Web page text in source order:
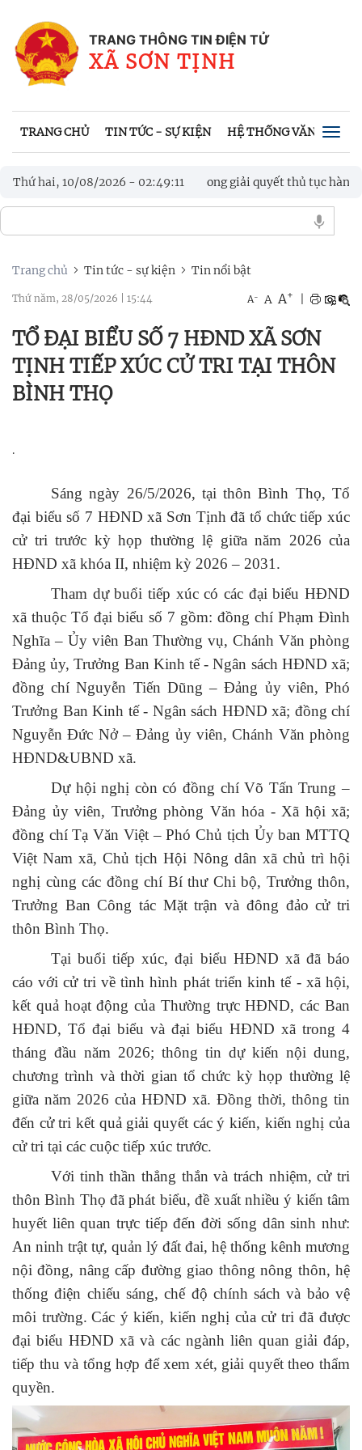
TRANG THÔNG TIN ĐIỆN TỬ
XÃ SƠN TỊNH
TRANG CHỦ TIN TỨC - SỰ KIỆN HỆ THỐNG VĂN BẢN
Thứ hai, 10/08/2026 - 02:49:14
bảo trợ xã hội trong giải quyết thủ tục hành chính
XÃ SƠN TỊNH LẦN THỨ I NĂM 2026
Trang chủ Tin tức - sự kiện Tin nổi bật
Thứ năm, 28/05/2026 15:44 A- A A+
TỔ ĐẠI BIỂU SỐ 7 HĐND XÃ SƠN
TỊNH TIẾP XÚC CỬ TRI TẠI THÔN
BÌNH THỌ
.
Sáng ngày 26/5/2026, tại thôn Bình Thọ, Tổ
đại biểu số 7 HĐND xã Sơn Tịnh đã tổ chức tiếp xúc
cử tri trước kỳ họp thường lệ giữa năm 2026 của
HĐND xã khóa II, nhiệm kỳ 2026 – 2031.
Tham dự buổi tiếp xúc có các đại biểu HĐND
xã thuộc Tổ đại biểu số 7 gồm: đồng chí Phạm Đình
Nghĩa – Ủy viên Ban Thường vụ, Chánh Văn phòng
Đảng ủy, Trưởng Ban Kinh tế - Ngân sách HĐND xã;
đồng chí Nguyễn Tiến Dũng – Đảng ủy viên, Phó
Trưởng Ban Kinh tế - Ngân sách HĐND xã; đồng chí
Nguyễn Đức Nở – Đảng ủy viên, Chánh Văn phòng
HĐND&UBND xã.
Dự hội nghị còn có đồng chí Võ Tấn Trung –
Đảng ủy viên, Trưởng phòng Văn hóa - Xã hội xã;
đồng chí Tạ Văn Việt – Phó Chủ tịch Ủy ban MTTQ
Việt Nam xã, Chủ tịch Hội Nông dân xã chủ trì hội
nghị cùng các đồng chí Bí thư Chi bộ, Trưởng thôn,
Trưởng Ban Công tác Mặt trận và đông đảo cử tri
thôn Bình Thọ.
Tại buổi tiếp xúc, đại biểu HĐND xã đã báo
cáo với cử tri về tình hình phát triển kinh tế - xã hội,
kết quả hoạt động của Thường trực HĐND, các Ban
HĐND, Tổ đại biểu và đại biểu HĐND xã trong 4
tháng đầu năm 2026; thông tin dự kiến nội dung,
chương trình và thời gian tổ chức kỳ họp thường lệ
giữa năm 2026 của HĐND xã. Đồng thời, thông tin
đến cử tri kết quả giải quyết các ý kiến, kiến nghị của
cử tri tại các cuộc tiếp xúc trước.
Với tinh thần thẳng thắn và trách nhiệm, cử tri
thôn Bình Thọ đã phát biểu, đề xuất nhiều ý kiến tâm
huyết liên quan trực tiếp đến đời sống dân sinh như:
An ninh trật tự, quản lý đất đai, hệ thống kênh mương
nội đồng, nâng cấp đường giao thông nông thôn, hệ
thống điện chiếu sáng, chế độ chính sách và bảo vệ
môi trường. Các ý kiến, kiến nghị của cử tri đã được
đại biểu HĐND xã và các ngành liên quan giải đáp,
tiếp thu và tổng hợp để xem xét, giải quyết theo thẩm
quyền.